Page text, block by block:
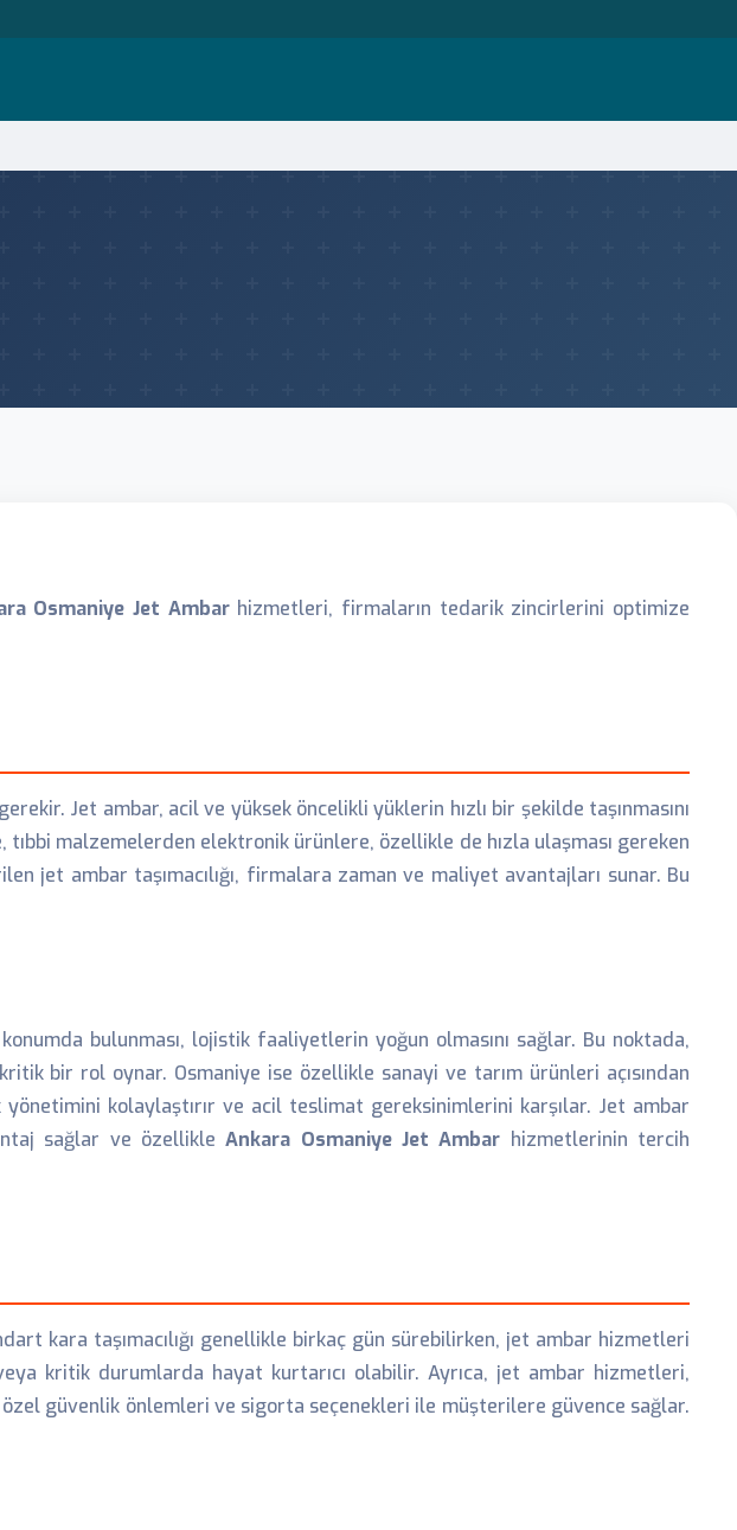
Osmaniye Jet Ambarhizmetleri, firmaların tedarik zincirlerini optimize
Jet ambar, acil ve yüksek öncelikli yüklerin hızlı bir şekilde taşınmasını
malzemelerden elektronik ürünlere, özellikle de hızla ulaşması gereken
jet ambar taşımacılığı, firmalara zaman ve maliyet avantajları sunar. Bu
bulunması, lojistik faaliyetlerin yoğun olmasını sağlar. Bu noktada,
bir rol oynar. Osmaniye ise özellikle sanayi ve tarım ürünleri açısından
kolaylaştırır ve acil teslimat gereksinimlerini karşılar. Jet ambar
sağlar ve özellikleAnkara Osmaniye Jet Ambar hizmetlerinin tercih
kara taşımacılığı genellikle birkaç gün sürebilirken, jet ambar hizmetleri
kritik durumlarda hayat kurtarıcı olabilir. Ayrıca, jet ambar hizmetleri,
özel güvenlik önlemleri ve sigorta seçenekleri ile müşterilere güvence sağlar.